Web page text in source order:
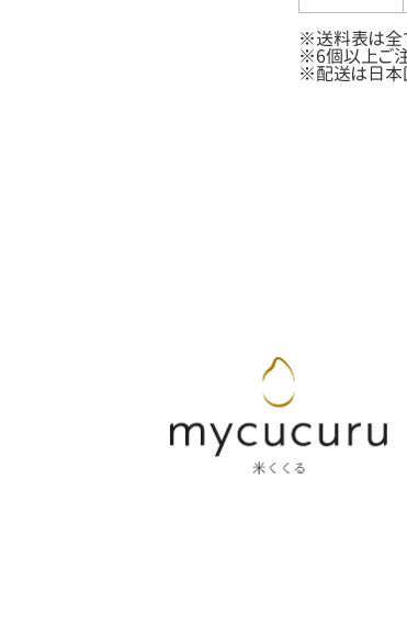
※送料表は全
※6個以上ご注
※配送は日本